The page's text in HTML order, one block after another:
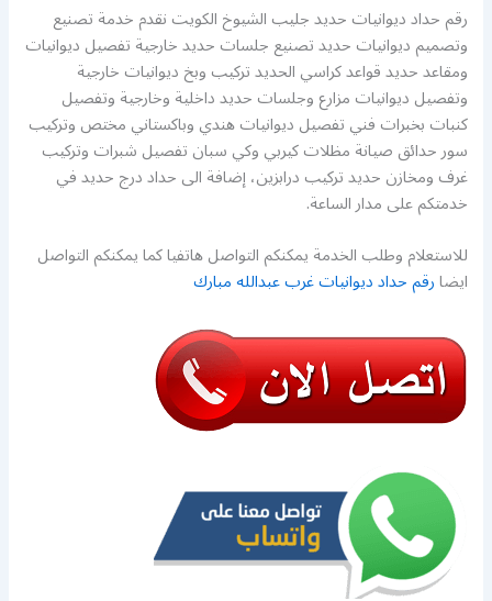
رقم حداد ديوانيات حديد جليب الشيوخ الكويت نقدم خدمة تصنيع
وتصميم ديوانيات حديد تصنيع جلسات حديد خارجية تفصيل ديوانيات
ومقاعد حديد قواعد كراسي الحديد تركيب وبخ ديوانيات خارجية
وتفصيل ديوانيات مزارع وجلسات حديد داخلية وخارجية وتفصيل
كنبات بخبرات فني تفصيل ديوانيات هندي وباكستاني مختص وتركيب
سور حدائق صيانة مظلات كيربي وكي سبان تفصيل شبرات وتركيب
غرف ومخازن حديد تركيب درابزين، إضافة الى حداد درج حديد في
خدمتكم على مدار الساعة.
للاستعلام وطلب الخدمة يمكنكم التواصل هاتفيا كما يمكنكم التواصل
ايضارقم حداد ديوانيات غرب عبدالله مبارك